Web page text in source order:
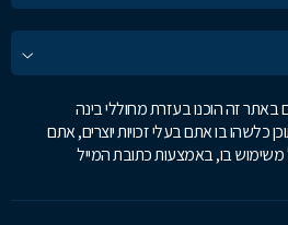
באתר זה הוכנו בעזרת מחוללי בינה
כלשהו בו אתם בעלי זכויות יוצרים, אתם
משימוש בו, באמצעות כתובת המייל